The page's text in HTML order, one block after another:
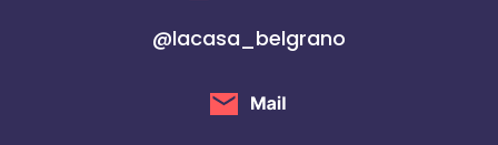
@lacasa_belgrano